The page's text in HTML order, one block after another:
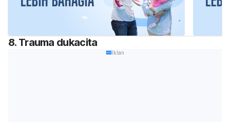
8. Trauma dukacita
Iklan